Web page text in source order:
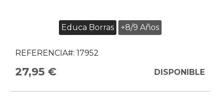
Educa Borras +8/9 Años
REFERENCIA#: 17952
27,95 € DISPONIBLE